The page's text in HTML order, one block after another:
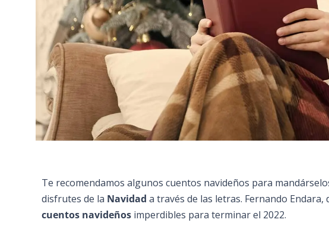
Te recomendamos algunos cuentos navideños para
disfrutes de la Navidad a través de las letras. Fernando Endara,
cuentos navideños imperdibles para terminar el 2022.